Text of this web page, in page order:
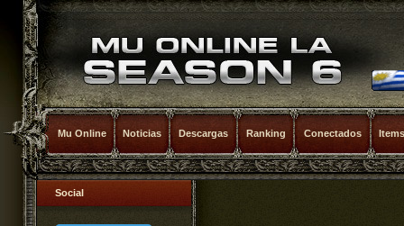
Mu Online Noticias Descargas Ranking Conectados Items
Social